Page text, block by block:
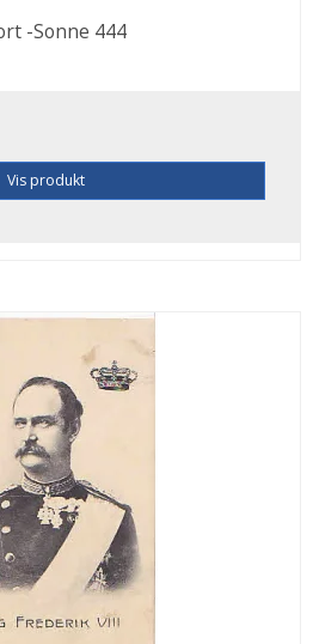
-Sonne 444
Vis produkt